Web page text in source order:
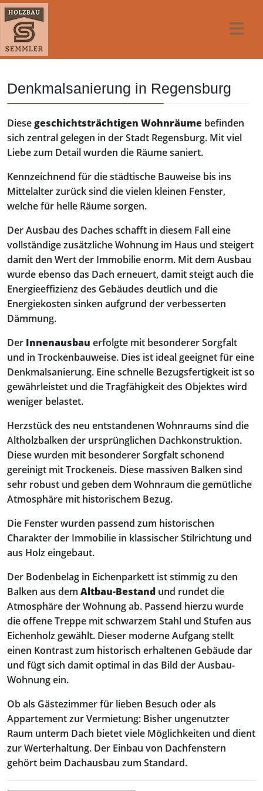
Denkmalsanierung in Regensburg
Diesegeschichtsträchtigen Wohnräume befinden
sich zentral gelegen in der Stadt Regensburg. Mit viel
Liebe zum Detail wurden die Räume saniert.
Kennzeichnend für die städtische Bauweise bis ins
Mittelalter zurück sind die vielen kleinen Fenster,
welche für helle Räume sorgen.
Der Ausbau des Daches schafft in diesem Fall eine
vollständige zusätzliche Wohnung im Haus und steigert
damit den Wert der Immobilie enorm. Mit dem Ausbau
wurde ebenso das Dach erneuert, damit steigt auch die
Energieeffizienz des Gebäudes deutlich und die
Energiekosten sinken aufgrund der verbesserten
Dämmung.
Der Innenausbau erfolgte mit besonderer Sorgfalt
und in Trockenbauweise. Dies ist ideal geeignet für eine
Denkmalsanierung. Eine schnelle Bezugsfertigkeit ist so
gewährleistet und die Tragfähigkeit des Objektes wird
weniger belastet.
Herzstück des neu entstandenen Wohnraums sind die
Altholzbalken der ursprünglichen Dachkonstruktion.
Diese wurden mit besonderer Sorgfalt schonend
gereinigt mit Trockeneis. Diese massiven Balken sind
sehr robust und geben dem Wohnraum die gemütliche
Atmosphäre mit historischem Bezug.
Die Fenster wurden passend zum historischen
Charakter der Immobilie in klassischer Stilrichtung und
aus Holz eingebaut.
Der Bodenbelag in Eichenparkett ist stimmig zu den
Balken aus dem Altbau-Bestand und rundet die
Atmosphäre der Wohnung ab. Passend hierzu wurde
die offene Treppe mit schwarzem Stahl und Stufen aus
Eichenholz gewählt. Dieser moderne Aufgang stellt
einen Kontrast zum historisch erhaltenen Gebäude dar
und fügt sich damit optimal in das Bild der Ausbau-
Wohnung ein.
Ob als Gästezimmer für lieben Besuch oder als
Appartement zur Vermietung: Bisher ungenutzter
Raum unterm Dach bietet viele Möglichkeiten und dient
zur Werterhaltung. Der Einbau von Dachfenstern
gehört beim Dachausbau zum Standard.